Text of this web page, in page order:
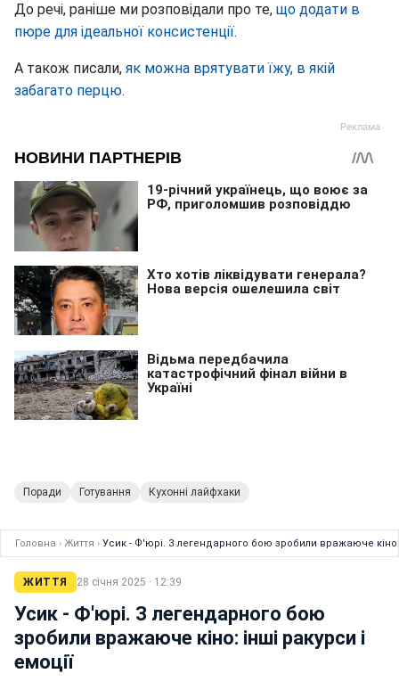
До речі, раніше ми розповідали про те, що додати в
пюре для ідеальної консистенції.
А також писали, як можна врятувати їжу, в якій
забагато перцю.
Поради Готування Кухонні лайфхаки
Головна › Життя › Усик - Ф'юрі. З легендарного бою зробили вражаюче кіно:
ЖИТТЯ 28 січня 2025 · 12:39
Усик - Ф'юрі. З легендарного бою
зробили вражаюче кіно: інші ракурси і
емоції